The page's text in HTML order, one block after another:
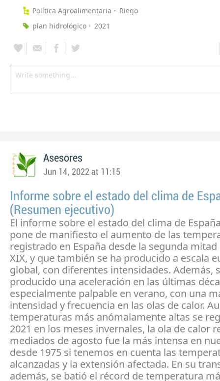
Política Agroalimentaria
Riego
plan hidrológico
2021
Asesores
Jun 14, 2022 at 11:15
Informe sobre el estado del clima de
(Resumen ejecutivo)
El informe sobre el estado del clima de
pone de manifiesto el aumento de las
registrado en España desde la segunda
XIX, y que también se ha producido a escala
global, con diferentes intensidades. Además,
producido una aceleración en las últimas
especialmente palpable en verano, con una
intensidad y frecuencia en las olas de calor.
temperaturas más anómalamente altas se
2021 en los meses invernales, la ola de calor
mediados de agosto fue la más intensa en
desde 1975 si tenemos en cuenta las
alcanzadas y la extensión afectada. En su
además, se batió el récord de temperatura